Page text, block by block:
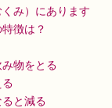
み）にあります
徴は？
み物をとる
る
ると減る